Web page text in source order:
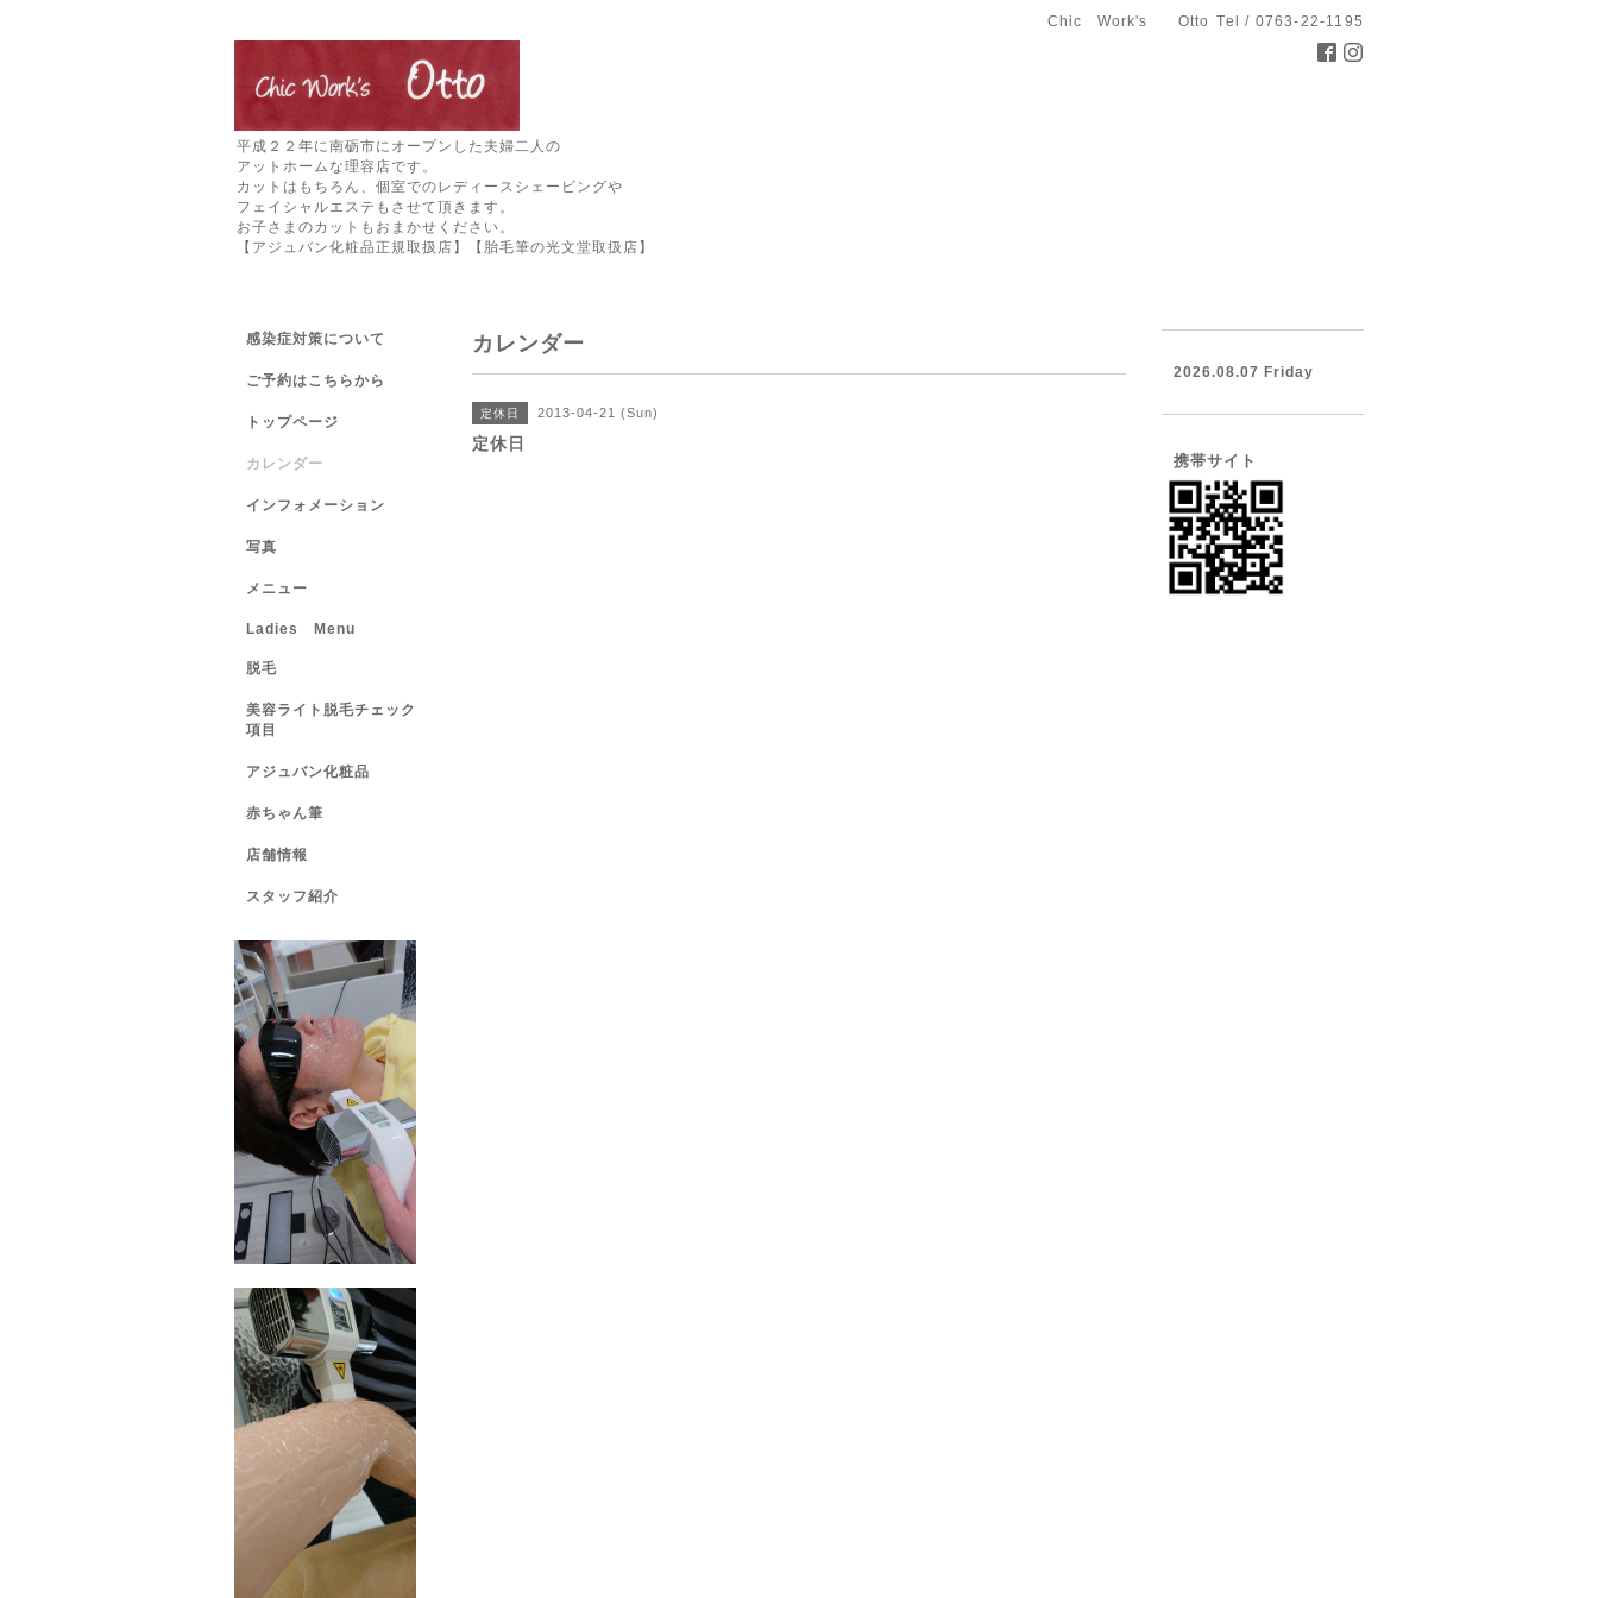
Chic Work's Otto Tel / 0763-22-1195
平成２２年に南砺市にオープンした夫婦二人の
アットホームな理容店です。
カットはもちろん、個室でのレディースシェービングや
フェイシャルエステもさせて頂きます。
お子さまのカットもおまかせください。
【アジュバン化粧品正規取扱店】【胎毛筆の光文堂取扱店】
カレンダー
定休日 2013-04-21 (Sun)
定休日
感染症対策について
ご予約はこちらから
トップページ
カレンダー
インフォメーション
写真
メニュー
Ladies Menu
脱毛
美容ライト脱毛チェック
項目
アジュバン化粧品
赤ちゃん筆
店舗情報
スタッフ紹介
2026.08.07 Friday
携帯サイト